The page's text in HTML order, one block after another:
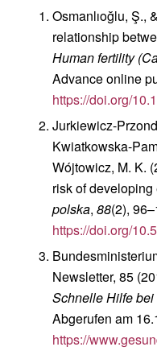
Osmanlıoğlu, Ş.,
relationship
Human fertility
Advance online
https://doi.org/
Jurkiewicz-
Kwiatkowska-
Wójtowicz, M. K.
risk of
polska, 88(2),
https://doi.org/
Newsletter, 85
Schnelle Hilfe
Abgerufen am
https://